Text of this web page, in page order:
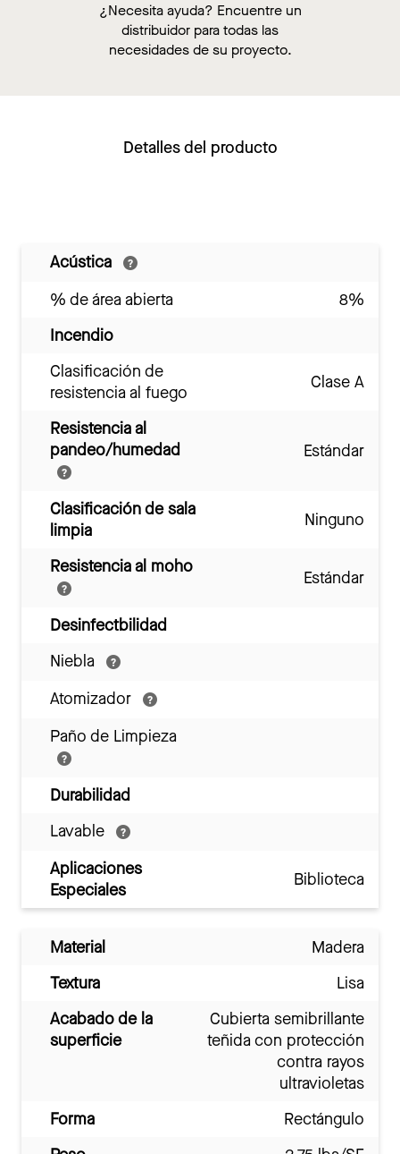
¿Necesita ayuda? Encuentre un
distribuidor para todas las
necesidades de su proyecto.
Detalles del producto
Acústica
% de área abierta
8%
Incendio
Clasificación de
resistencia al fuego
Clase A
Resistencia al
pandeo/humedad
Estándar
Clasificación de sala
limpia
Ninguno
Resistencia al moho
Estándar
Desinfectbilidad
Niebla
Atomizador
Paño de Limpieza
Durabilidad
Lavable
Aplicaciones
Especiales
Biblioteca
Material
Madera
Textura
Lisa
Acabado de la
superficie
Cubierta semibrillante
teñida con protección
contra rayos
ultravioletas
Forma
Rectángulo